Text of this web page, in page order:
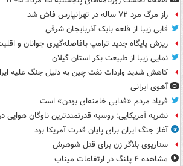
راز مرگ مرد ۷۲ ساله در تهرانپارس فاش شد
قابی زیبا از قلعه بابک آذربایجان شرقی
ریزش پایگاه جدید ترامپ بافاصله‌گیری جوانان و
نمایی زیبا از طبیعت بکر استان گیلان
کاهش شدید واردات نفت چین به دلیل جنگ علیه
آهوی ایرانی
فریاد مردم «فدایی خامنه‌ای بودن» است
نشریه آمریکایی: روسیه قدرتمندترین ناوگان هوایی در
آغاز جنگ ایران برای پایان قدرت آمریکا بود
سناریوی بلاگر زن برای قتل شوهرش
مشاهده ۴ پلنگ در ارتفاعات میناب